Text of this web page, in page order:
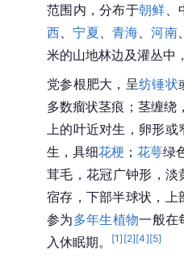
范围内，分布于朝鲜
西 、宁夏 青海 、河南
米的山地林边及灌丛中
党参根肥大，呈纺锤状
多数瘤状茎痕；茎缠绕
上的叶近对生，卵形
生，具细花梗 ； 花萼绿
茸毛，花冠广钟形，
宿存，下部半球状，上
参为多年生植物一般在
入休眠期。
[1] [2][4][5]